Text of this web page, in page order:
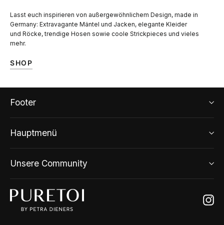
Lasst euch inspirieren von außergewöhnlichem Design, made in
Germany: Extravagante Mäntel und Jacken, elegante Kleider
und Röcke, trendige Hosen sowie coole Strickpieces und vieles
mehr.
SHOP
Footer
Hauptmenü
Unsere Community